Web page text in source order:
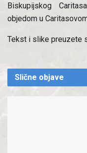
Biskupijskog
objedom u
Tekst i slike preuzete
Slične objave